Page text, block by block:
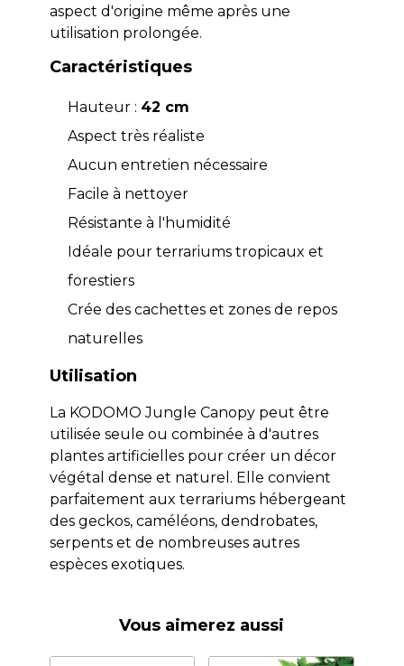
aspect d'origine même après une
utilisation prolongée.
Caractéristiques
Hauteur : 42 cm
Aspect très réaliste
Aucun entretien nécessaire
Facile à nettoyer
Résistante à l'humidité
Idéale pour terrariums tropicaux et
forestiers
Crée des cachettes et zones de repos
naturelles
Utilisation
La KODOMO Jungle Canopy peut être
utilisée seule ou combinée à d'autres
plantes artificielles pour créer un décor
végétal dense et naturel. Elle convient
parfaitement aux terrariums hébergeant
des geckos, caméléons, dendrobates,
serpents et de nombreuses autres
espèces exotiques.
Vous aimerez aussi